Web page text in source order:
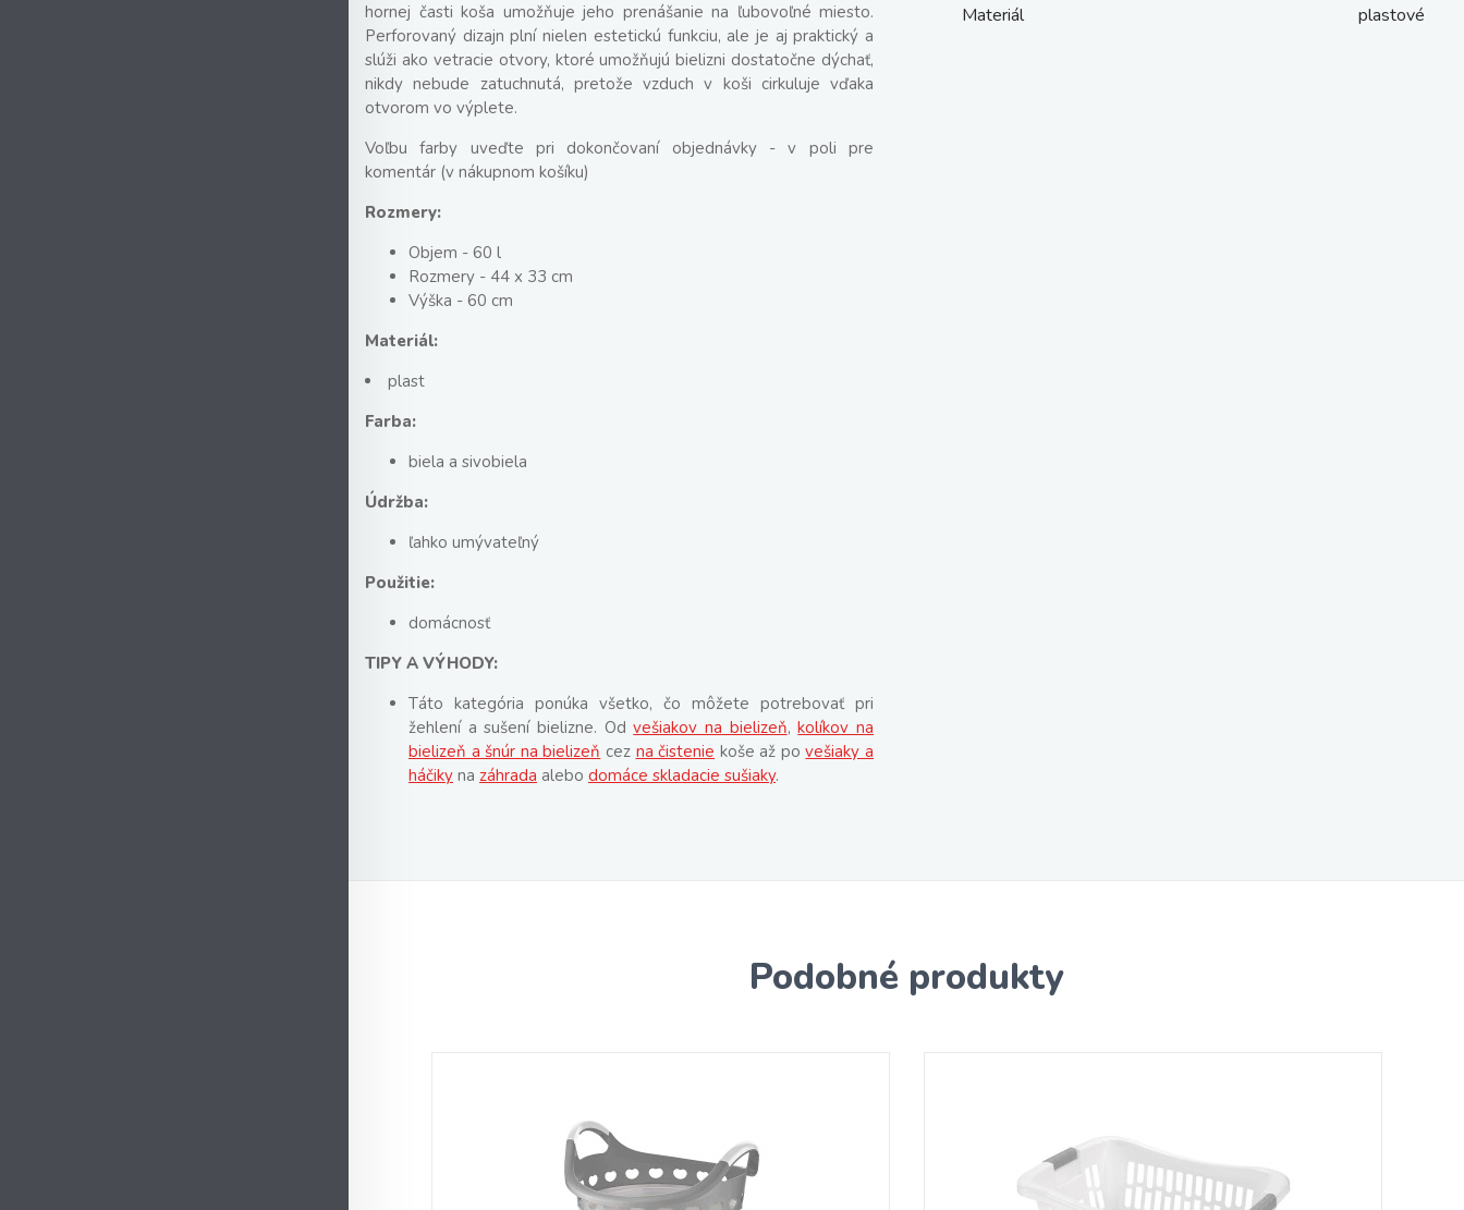
hornej časti koša umožňuje jeho prenášanie na ľubovoľné miesto.
Perforovaný dizajn plní nielen estetickú funkciu, ale je aj praktický a
slúži ako vetracie otvory, ktoré umožňujú bielizni dostatočne dýchať,
nikdy nebude zatuchnutá, pretože vzduch v koši cirkuluje vďaka
otvorom vo výplete.
Voľbu farby uveďte pri dokončovaní objednávky - v poli pre
komentár (v nákupnom košíku)
Rozmery:
Objem - 60 l
Rozmery - 44 x 33 cm
Výška - 60 cm
Materiál:
plast
Farba:
biela a sivobiela
Údržba:
ľahko umývateľný
Použitie:
domácnosť
TIPY A VÝHODY:
Táto kategória ponúka všetko, čo môžete potrebovať pri
žehlení a sušení bielizne. Odvešiakov na bielizeň,kolíkov na
bielizeň a šnúr na bielizeň cez na čistenie koše až povešiaky a
háčiky na záhrada alebo domáce skladacie sušiaky.
Materiál
plastové
Podobné produkty